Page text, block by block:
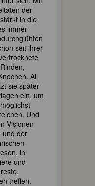
der
in die
immer
seit ihrer
All
sie später
ein, um
Und
Visionen
und der
in
und
treffen.